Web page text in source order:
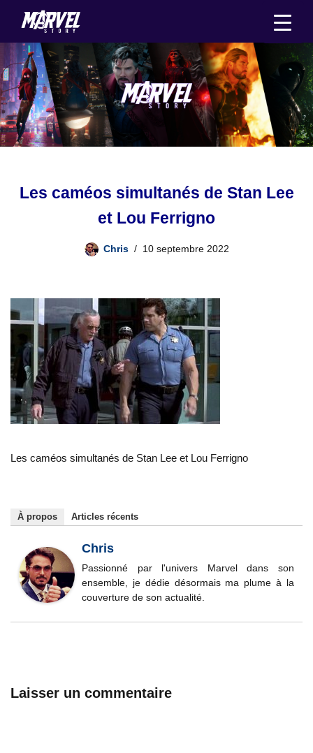
au
contenu
Les caméos simultanés de Stan Lee
et Lou Ferrigno
Chris 10 septembre 2022
Les caméos simultanés de Stan Lee et Lou Ferrigno
À propos Articles récents
Chris
Passionné par l'univers Marvel dans son
ensemble, je dédie désormais ma plume à la
couverture de son actualité.
Laisser un commentaire